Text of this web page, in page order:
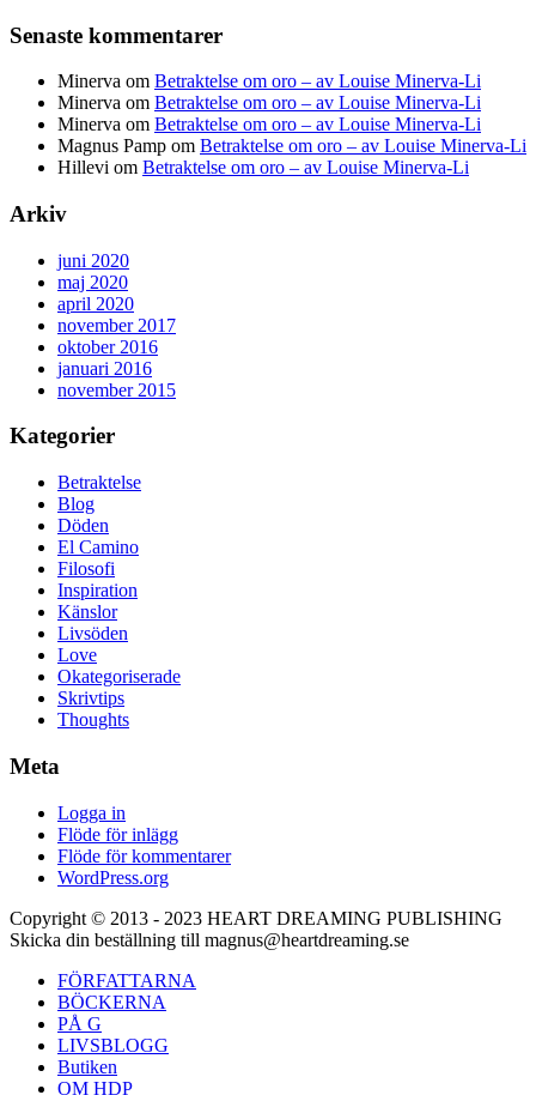
Senaste kommentarer
Minerva om Betraktelse om oro – av Louise Minerva-Li
Minerva om Betraktelse om oro – av Louise Minerva-Li
Minerva om Betraktelse om oro – av Louise Minerva-Li
Magnus Pamp om Betraktelse om oro – av Louise Minerva-Li
Hillevi om Betraktelse om oro – av Louise Minerva-Li
Arkiv
juni 2020
maj 2020
april 2020
november 2017
oktober 2016
januari 2016
november 2015
Kategorier
Betraktelse
Blog
Döden
El Camino
Filosofi
Inspiration
Känslor
Livsöden
Love
Okategoriserade
Skrivtips
Thoughts
Meta
Logga in
Flöde för inlägg
Flöde för kommentarer
WordPress.org
Copyright © 2013 - 2023 HEART DREAMING PUBLISHING
Skicka din beställning till magnus@heartdreaming.se
FÖRFATTARNA
BÖCKERNA
PÅ G
LIVSBLOGG
Butiken
OM HDP